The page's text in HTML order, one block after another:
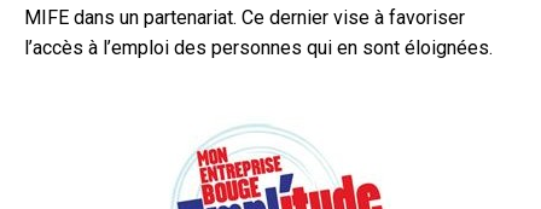
MIFE dans un partenariat. Ce dernier vise à favoriser
l’accès à l’emploi des personnes qui en sont éloignées.